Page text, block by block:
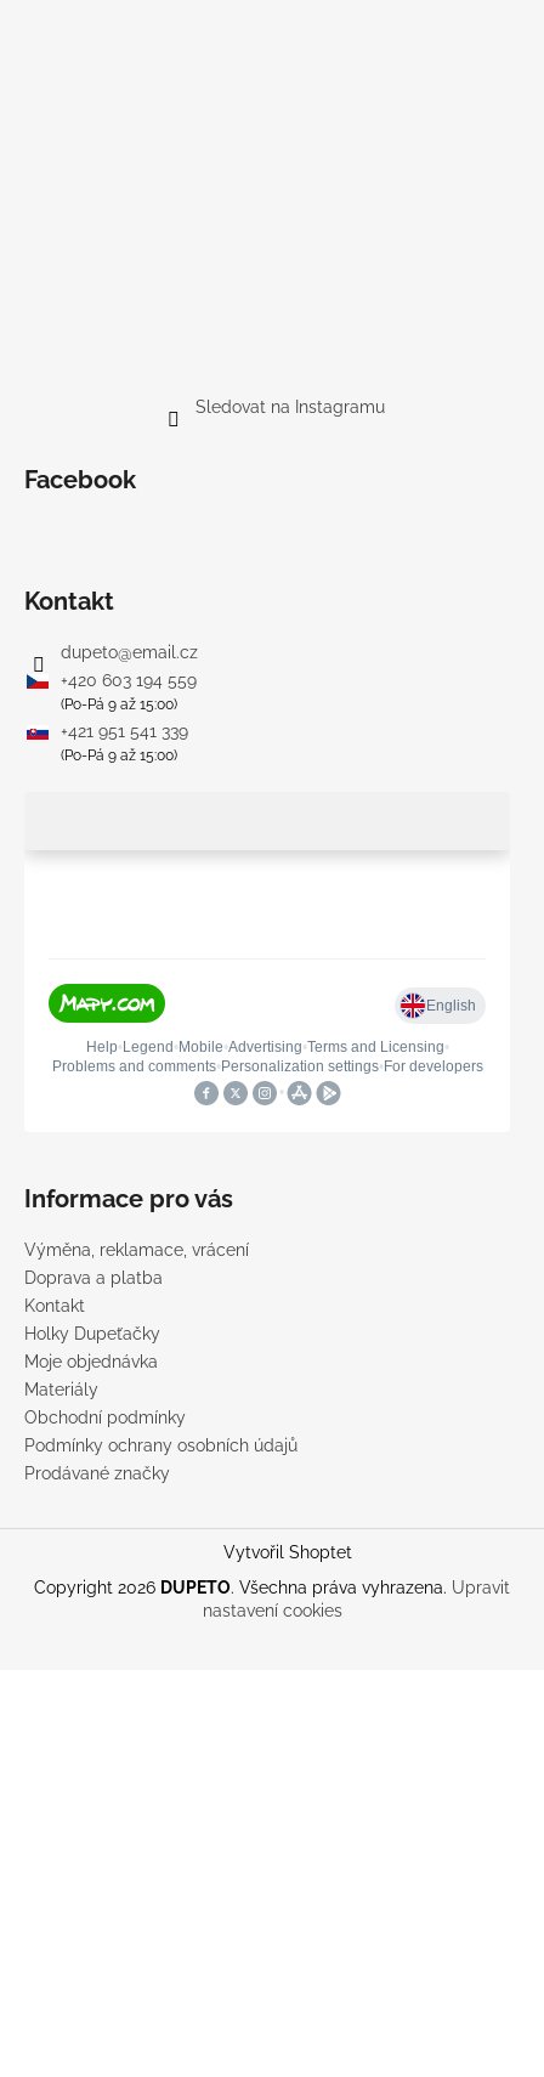
Sledovat na Instagramu
Facebook
Kontakt
dupeto@email.cz
+420 603 194 559
(Po-Pá 9 až 15:00)
+421 951 541 339
(Po-Pá 9 až 15:00)
Informace pro vás
Výměna, reklamace, vrácení
Doprava a platba
Kontakt
Holky Dupeťačky
Moje objednávka
Materiály
Obchodní podmínky
Podmínky ochrany osobních údajů
Prodávané značky
Vytvořil Shoptet
Copyright 2026 DUPETO. Všechna práva vyhrazena. Upravit
nastavení cookies